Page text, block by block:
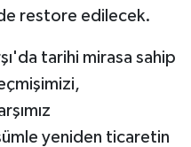
restore edilecek.
tarihi mirasa sahip
yeniden ticaretin